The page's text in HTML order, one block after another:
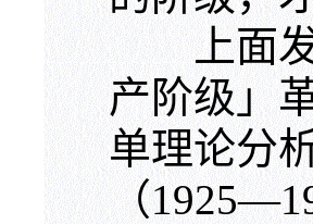
上面发
产阶级」
单理论分
（